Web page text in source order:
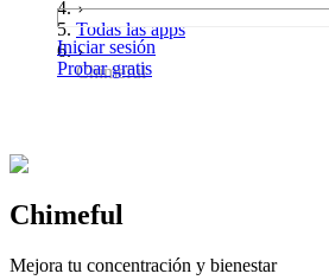
Iniciar sesión
Probar gratis
Todas las apps
Chimeful
Chimeful
Mejora tu concentración y bienestar